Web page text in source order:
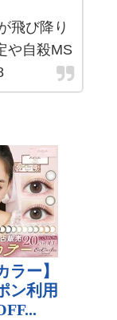
飛び降り
や自殺MS